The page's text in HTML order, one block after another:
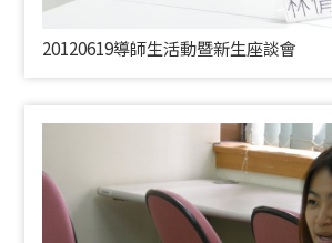
20120619導師生活動暨新生座談會